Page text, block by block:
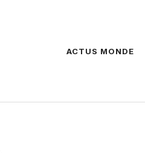
ACTUS MONDE